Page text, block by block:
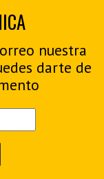
nuestra
darte de